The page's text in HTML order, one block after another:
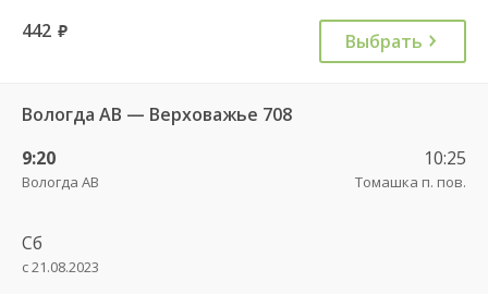
442 руб. Выбрать
Вологда АВ — Верховажье 708
9:20
Вологда АВ
10:25
Томашка п. пов.
Сб
с 21.08.2023